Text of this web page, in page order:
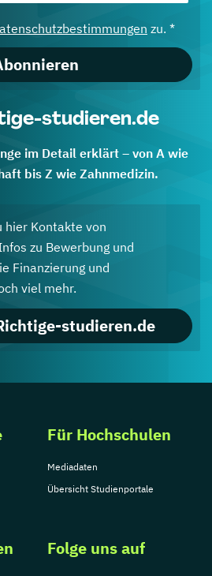
zu. *
studieren.de
im Detail erklärt – von A wie
bis Z wie Zahnmedizin.
hier Kontakte von
zu Bewerbung und
Finanzierung und
viel mehr.
studieren.de
Für Hochschulen
Mediadaten
Übersicht Studienportale
Folge uns auf